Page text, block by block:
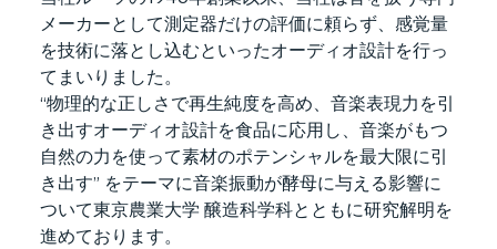
メーカーとして測定器だけの評価に頼らず、感覚量
を技術に落とし込むといったオーディオ設計を行っ
てまいりました。
“物理的な正しさで再生純度を高め、音楽表現力を引
き出すオーディオ設計を食品に応用し、音楽がもつ
自然の力を使って素材のポテンシャルを最大限に引
き出す” をテーマに音楽振動が酵母に与える影響に
ついて東京農業大学 醸造科学科とともに研究解明を
進めております。